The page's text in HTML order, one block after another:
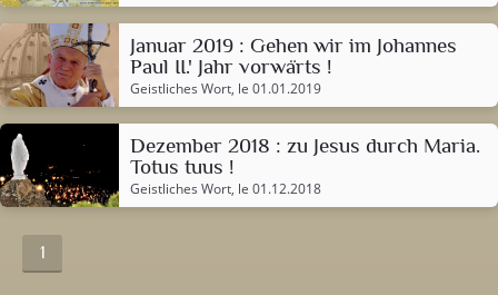
Januar 2019 : Gehen wir im Johannes
Paul II.' Jahr vorwärts !
Geistliches Wort, le 01.01.2019
Dezember 2018 : zu Jesus durch Maria.
Totus tuus !
Geistliches Wort, le 01.12.2018
1